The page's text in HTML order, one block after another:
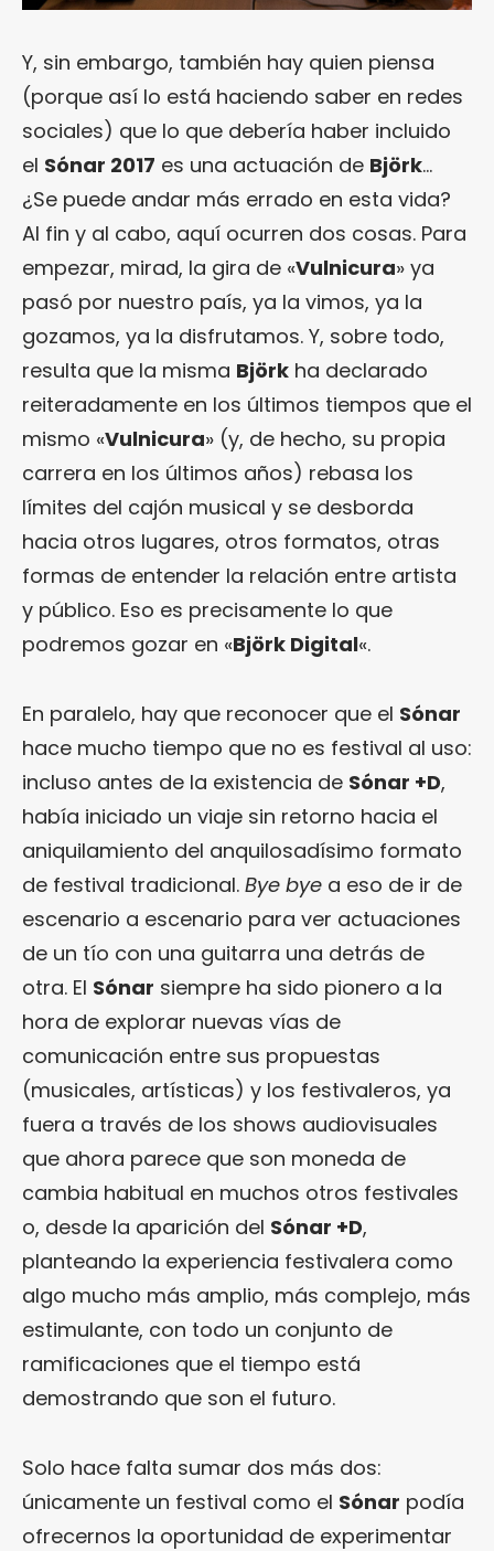
Y, sin embargo, también hay quien piensa
(porque así lo está haciendo saber en redes
sociales) que lo que debería haber incluido
el Sónar 2017 es una actuación de Björk…
¿Se puede andar más errado en esta vida?
Al fin y al cabo, aquí ocurren dos cosas. Para
empezar, mirad, la gira de «Vulnicura» ya
pasó por nuestro país, ya la vimos, ya la
gozamos, ya la disfrutamos. Y, sobre todo,
resulta que la misma Björk ha declarado
reiteradamente en los últimos tiempos que el
mismo «Vulnicura» (y, de hecho, su propia
carrera en los últimos años) rebasa los
límites del cajón musical y se desborda
hacia otros lugares, otros formatos, otras
formas de entender la relación entre artista
y público. Eso es precisamente lo que
podremos gozar en «Björk Digital«.
En paralelo, hay que reconocer que el Sónar
hace mucho tiempo que no es festival al uso:
incluso antes de la existencia de Sónar +D,
había iniciado un viaje sin retorno hacia el
aniquilamiento del anquilosadísimo formato
de festival tradicional. Bye bye a eso de ir de
escenario a escenario para ver actuaciones
de un tío con una guitarra una detrás de
otra. El Sónar siempre ha sido pionero a la
hora de explorar nuevas vías de
comunicación entre sus propuestas
(musicales, artísticas) y los festivaleros, ya
fuera a través de los shows audiovisuales
que ahora parece que son moneda de
cambia habitual en muchos otros festivales
o, desde la aparición del Sónar +D,
planteando la experiencia festivalera como
algo mucho más amplio, más complejo, más
estimulante, con todo un conjunto de
ramificaciones que el tiempo está
demostrando que son el futuro.
Solo hace falta sumar dos más dos:
únicamente un festival como el Sónar podía
ofrecernos la oportunidad de experimentar